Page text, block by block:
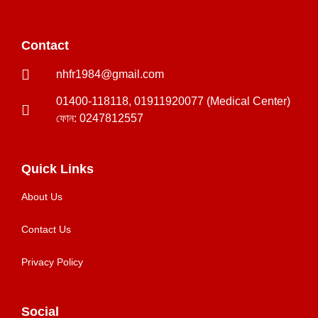
Contact
nhfr1984@gmail.com
01400-118118, 01911920077 (Medical Center)
ফোন: 0247812557
Quick Links
About Us
Contact Us
Privacy Policy
Social